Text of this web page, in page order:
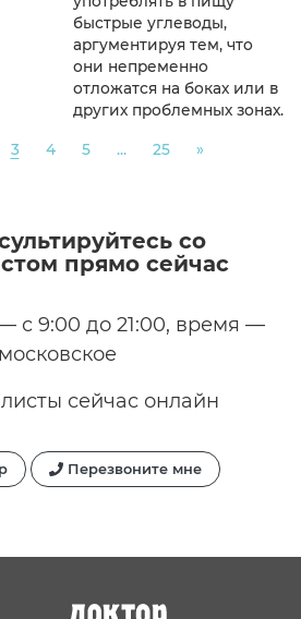
быстрые углеводы,
аргументируя тем, что
они непременно
отложатся на боках или в
других проблемных зонах.
3 4 5 ... 25 »Next
со
прямо сейчас
с 9:00 до 21:00, время —
московское
сейчас онлайн
Перезвоните мне